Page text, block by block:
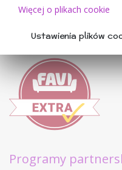
Kontakty
Oceny klientów
Programy
Więcej o plikach cookie
Ustawienia plików